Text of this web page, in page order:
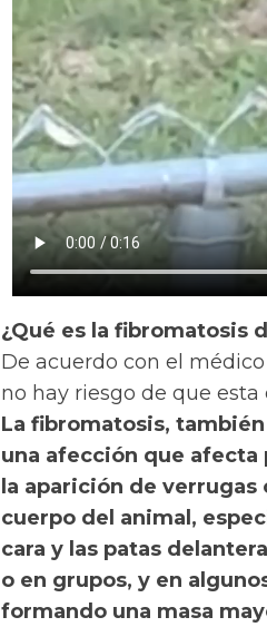
¿Qué es la fibromatosis
De acuerdo con el
no hay riesgo de que
La fibromatosis,
una afección que afecta
la aparición de
cuerpo del animal,
cara y las patas
o en grupos, y en
formando una masa